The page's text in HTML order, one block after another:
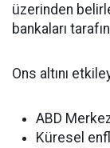
üzerinden
bankaları
Ons altını
ABD
Küresel